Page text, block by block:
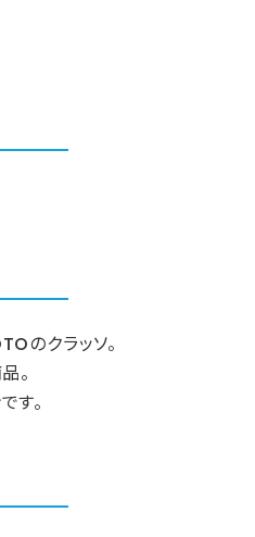
のクラッソ。
。
す。